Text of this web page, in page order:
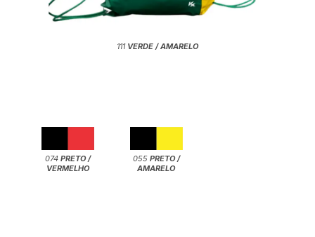
111 VERDE / AMARELO
074 PRETO /
VERMELHO
055 PRETO /
AMARELO